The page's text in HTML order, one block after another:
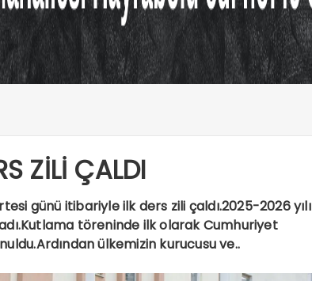
ZİLİ ÇALDI
günü itibariyle ilk ders zili çaldı.2025-2026 yılı
töreninde ilk olarak Cumhuriyet
ülkemizin kurucusu ve..